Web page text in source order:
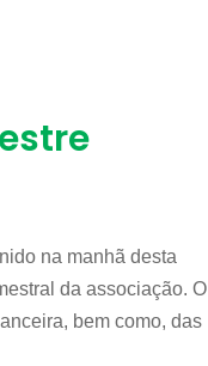
na manhã desta
da associação. O
bem como, das